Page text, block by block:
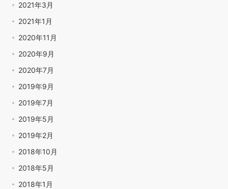
2021年3月
2021年1月
2020年11月
2020年9月
2020年7月
2019年9月
2019年7月
2019年5月
2019年2月
2018年10月
2018年5月
2018年1月